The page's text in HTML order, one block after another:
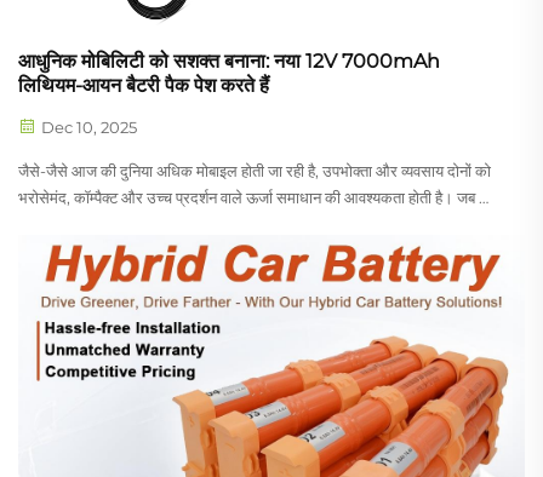
आधुनिक मोबिलिटी को सशक्त बनाना: नया 12V 7000mAh
लिथियम-आयन बैटरी पैक पेश करते हैं
Dec 10, 2025
जैसे-जैसे आज की दुनिया अधिक मोबाइल होती जा रही है, उपभोक्ता और व्यवसाय दोनों को
भरोसेमंद, कॉम्पैक्ट और उच्च प्रदर्शन वाले ऊर्जा समाधान की आवश्यकता होती है। जब आप
ब्लैकआउट के दौरान सुरक्षा कैमरों को ऑनलाइन रख रहे हों, या सप्ताहांत के कैंपिंग ट्रिप के
लिए उपकरणों को चार्ज कर रहे हों—तो सबसे महत्वपूर्ण बात है: भरोसेमंद, बहुउद्देशीय
बिजली।